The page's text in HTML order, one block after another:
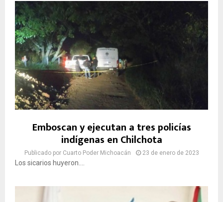
Emboscan y ejecutan a tres policías
indígenas en Chilchota
Publicado por Cuarto Poder Michoacán 23 de enero de 2023
Los sicarios huyeron....